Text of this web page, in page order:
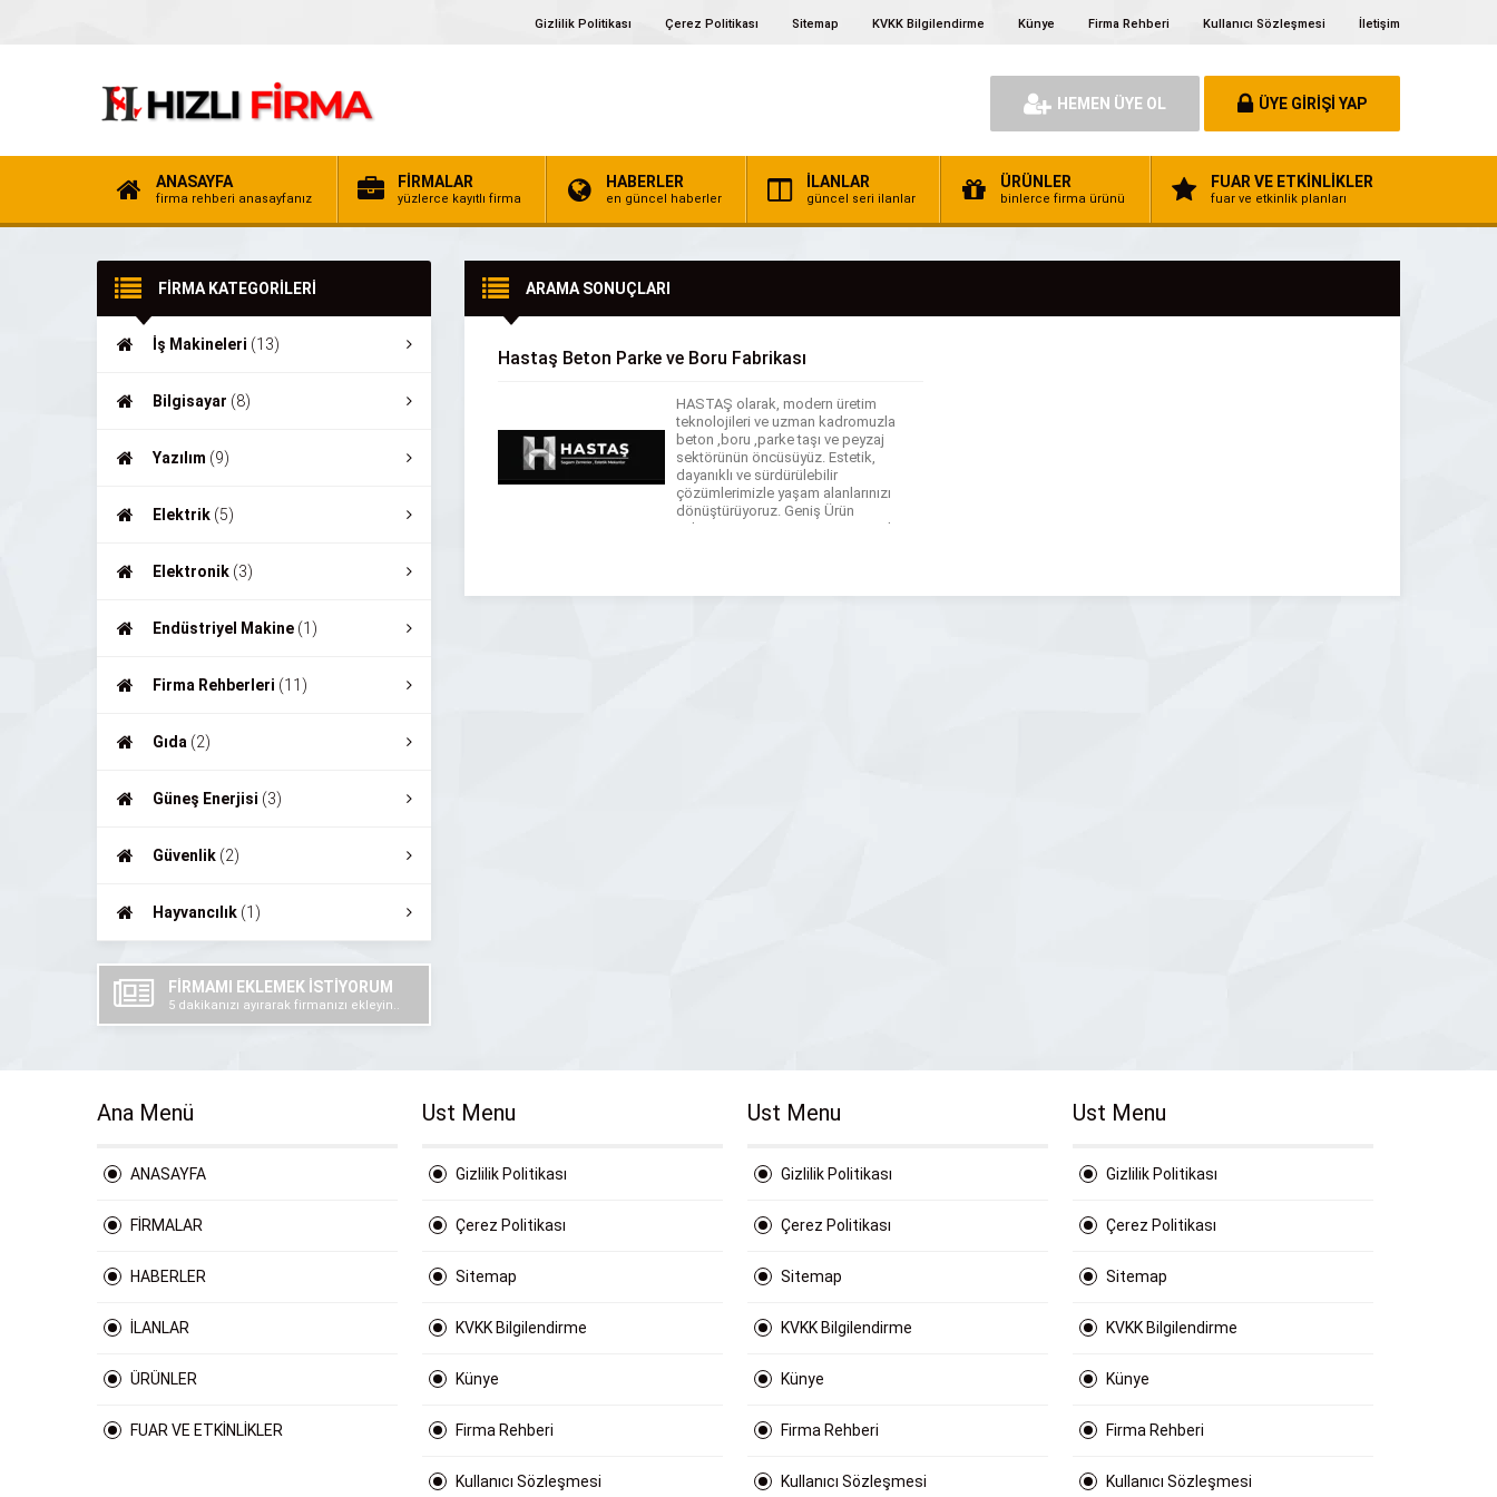
Gizlilik Politikası Çerez Politikası Sitemap KVKK Bilgilendirme Künye Firma Rehberi Kullanıcı Sözleşmesi İletişim
HEMEN ÜYE OL ÜYE GİRİŞİ YAP
ANASAYFA
firma rehberi anasayfanız
FİRMALAR
yüzlerce kayıtlı firma
HABERLER
en güncel haberler
İLANLAR
güncel seri ilanlar
ÜRÜNLER
binlerce firma ürünü
FUAR VE ETKİNLİKLER
fuar ve etkinlik planları
FİRMA KATEGORİLERİ
İş Makineleri (13)
Bilgisayar (8)
Yazılım (9)
Elektrik (5)
Elektronik (3)
Endüstriyel Makine (1)
Firma Rehberleri (11)
Gıda (2)
Güneş Enerjisi (3)
Güvenlik (2)
Hayvancılık (1)
FİRMAMI EKLEMEK İSTİYORUM
5 dakikanızı ayırarak firmanızı ekleyin..
ARAMA SONUÇLARI
Hastaş Beton Parke ve Boru Fabrikası
HASTAŞ olarak, modern üretim
teknolojileri ve uzman kadromuzla
beton ,boru ,parke taşı ve peyzaj
sektörünün öncüsüyüz. Estetik,
dayanıklı ve sürdürülebilir
çözümlerimizle yaşam alanlarınızı
dönüştürüyoruz. Geniş Ürün
Yelpazemiz: • Peyzaj ve Zemin: Kilit
Karayolu ve bahçe bordürleri, beton
Ana Menü
ANASAYFA
FİRMALAR
HABERLER
İLANLAR
ÜRÜNLER
FUAR VE ETKİNLİKLER
Ust Menu
Gizlilik Politikası
Çerez Politikası
Sitemap
KVKK Bilgilendirme
Künye
Firma Rehberi
Kullanıcı Sözleşmesi
Ust Menu
Gizlilik Politikası
Çerez Politikası
Sitemap
KVKK Bilgilendirme
Künye
Firma Rehberi
Kullanıcı Sözleşmesi
Ust Menu
Gizlilik Politikası
Çerez Politikası
Sitemap
KVKK Bilgilendirme
Künye
Firma Rehberi
Kullanıcı Sözleşmesi